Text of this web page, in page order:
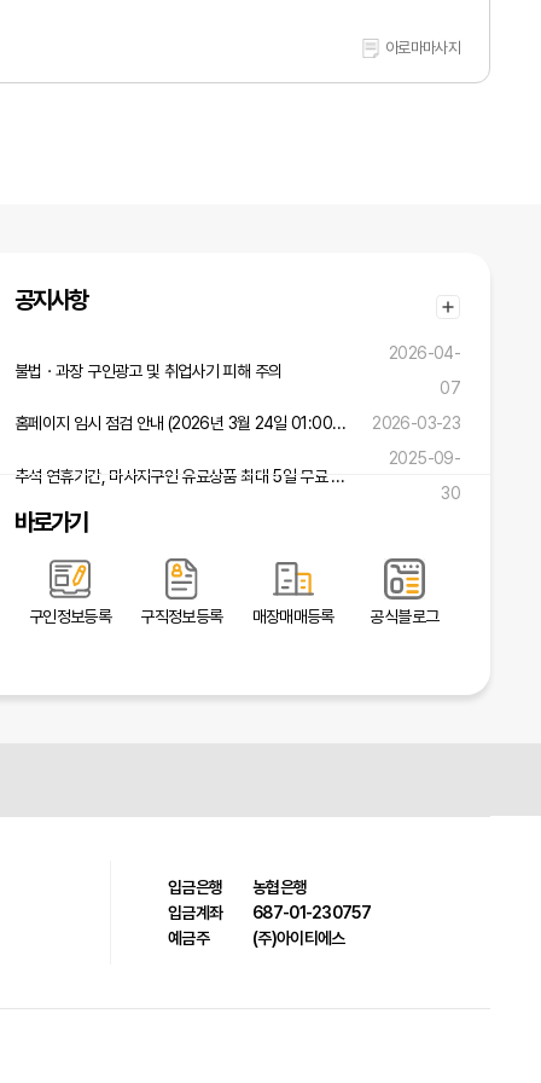
아로마마사지
공지사항
불법ㆍ과장 구인광고 및 취업사기 피해 주의
2026-04-
07
홈페이지 임시 점검 안내 (2026년 3월 24일 01:00 ~ 02:00)
2026-03-23
추석 연휴기간, 마사지구인 유료상품 최대 5일 무료 연장 혜택!
2025-09-
30
바로가기
구인정보등록 구직정보등록 매장매매등록 공식블로그
입금은행
농협은행
입금계좌
687-01-230757
예금주
(주)아이티에스